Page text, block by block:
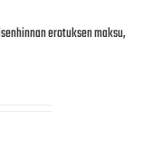
erotuksen maksu,